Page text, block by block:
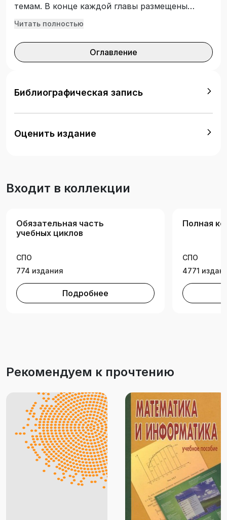
темам. В конце каждой главы размещены
тестовые задания двух уровней сложности
главе представлены прикладные задачи.
Предназначено для учащихся учреждений
среднего специального образования.
Читать полностью
Оглавление
Библиографическая запись
Оценить издание
Входит в коллекции
Обязательная часть
учебных циклов
СПО
774 издания
Подробнее
Полная
СПО
4771
Рекомендуем к прочтению